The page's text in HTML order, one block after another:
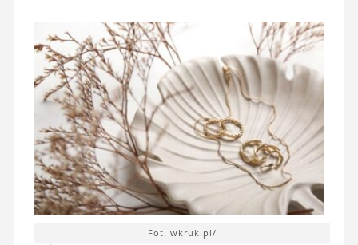
Fot. wkruk.pl/